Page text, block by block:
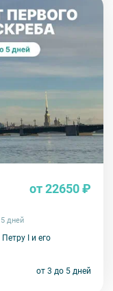
от 22650 ₽
дней
I и его
от 3 до 5 дней